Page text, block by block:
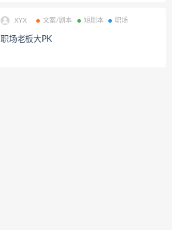
XYX 文案/剧本 短剧本 职场
职场老板大PK